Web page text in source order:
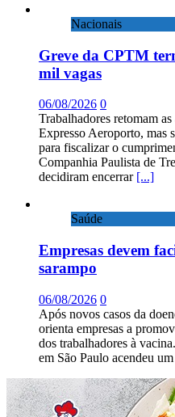
Nacionais
Greve da CPTM
mil vagas
06/08/2026 0
Trabalhadores retomam
Expresso Aeroporto, mas
para fiscalizar o
Companhia Paulista de
decidiram encerrar [...]
Saúde
Empresas devem
sarampo
06/08/2026 0
Após novos casos da
orienta empresas a
dos trabalhadores à
em São Paulo acendeu